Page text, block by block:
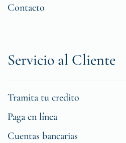
Contacto
Servicio al Cliente
Tramita tu credito
Paga en línea
Cuentas bancarias